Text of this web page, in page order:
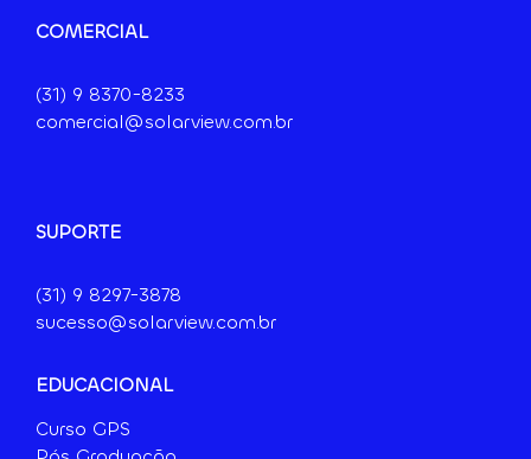
COMERCIAL
(31) 9 8370-8233
comercial@solarview.com.br
SUPORTE
(31) 9 8297-3878
sucesso@solarview.com.br
EDUCACIONAL
Curso GPS